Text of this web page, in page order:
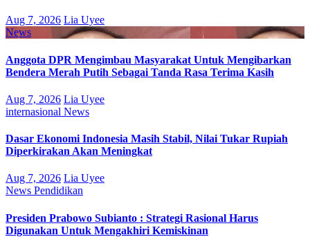
Aug 7, 2026 Lia Uyee
News
Anggota DPR Mengimbau Masyarakat Untuk Mengibarkan
Bendera Merah Putih Sebagai Tanda Rasa Terima Kasih
Aug 7, 2026 Lia Uyee
internasional News
Dasar Ekonomi Indonesia Masih Stabil, Nilai Tukar Rupiah
Diperkirakan Akan Meningkat
Aug 7, 2026 Lia Uyee
News Pendidikan
Presiden Prabowo Subianto : Strategi Rasional Harus
Digunakan Untuk Mengakhiri Kemiskinan